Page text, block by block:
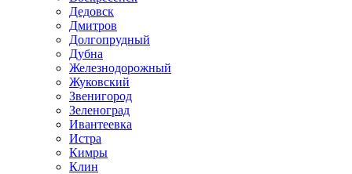
Дедовск
Дмитров
Долгопрудный
Дубна
Железнодорожный
Жуковский
Звенигород
Зеленоград
Ивантеевка
Истра
Кимры
Клин